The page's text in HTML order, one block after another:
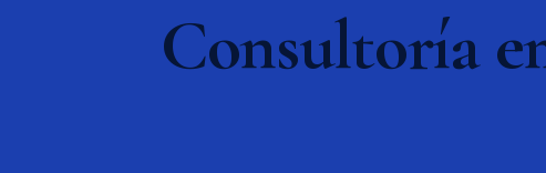
Consultoría